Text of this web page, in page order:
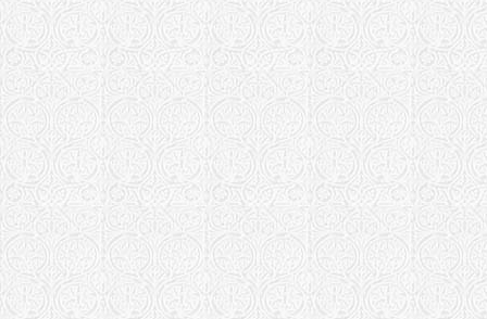
Мукачевская
Саратовская
Храм в